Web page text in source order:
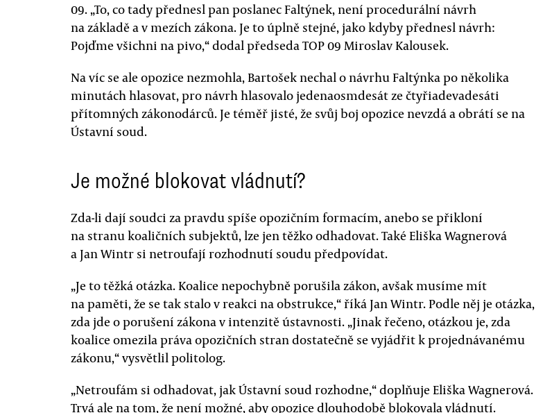
09. „To, co tady přednesl pan poslanec Faltýnek, není procedurální návrh
na základě a v mezích zákona. Je to úplně stejné, jako kdyby přednesl návrh:
Pojďme všichni na pivo,“ dodal předseda TOP 09 Miroslav Kalousek.
Na víc se ale opozice nezmohla, Bartošek nechal o návrhu Faltýnka po několika
minutách hlasovat, pro návrh hlasovalo jedenaosmdesát ze čtyřiadevadesáti
přítomných zákonodárců. Je téměř jisté, že svůj boj opozice nevzdá a obrátí se na
Ústavní soud.
Je možné blokovat vládnutí?
Zda-li dají soudci za pravdu spíše opozičním formacím, anebo se přikloní
na stranu koaličních subjektů, lze jen těžko odhadovat. Také Eliška Wagnerová
a Jan Wintr si netroufají rozhodnutí soudu předpovídat.
„Je to těžká otázka. Koalice nepochybně porušila zákon, avšak musíme mít
na paměti, že se tak stalo v reakci na obstrukce,“ říká Jan Wintr. Podle něj je otázka,
zda jde o porušení zákona v intenzitě ústavnosti. „Jinak řečeno, otázkou je, zda
koalice omezila práva opozičních stran dostatečně se vyjádřit k projednávanému
zákonu,“ vysvětlil politolog.
„Netroufám si odhadovat, jak Ústavní soud rozhodne,“ doplňuje Eliška Wagnerová.
Trvá ale na tom, že není možné, aby opozice dlouhodobě blokovala vládnutí.